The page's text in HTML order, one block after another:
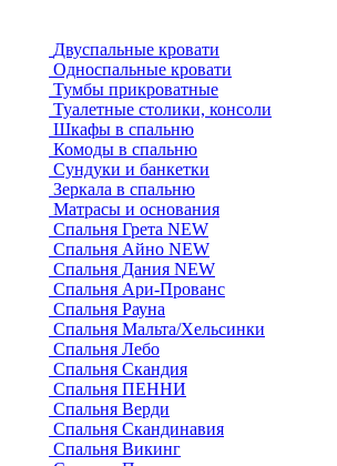
Двуспальные кровати
Односпальные кровати
Тумбы прикроватные
Туалетные столики, консоли
Шкафы в спальню
Комоды в спальню
Сундуки и банкетки
Зеркала в спальню
Матрасы и основания
Спальня Грета NEW
Спальня Айно NEW
Спальня Дания NEW
Спальня Ари-Прованс
Спальня Рауна
Спальня Мальта/Хельсинки
Спальня Лебо
Спальня Скандия
Спальня ПЕННИ
Спальня Верди
Спальня Скандинавия
Спальня Викинг